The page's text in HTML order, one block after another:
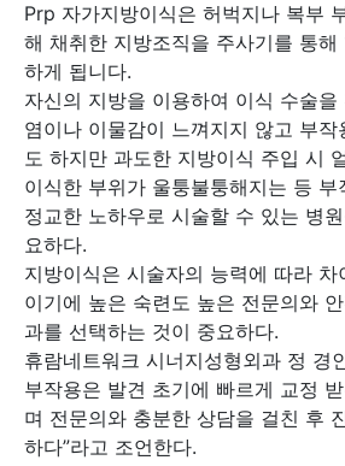
Prp 자가지방이식은 허벅지나 복부
해 채취한 지방조직을 주사기를 통해
하게 됩니다.
자신의 지방을 이용하여 이식 수술
염이나 이물감이 느껴지지 않고 부작
도 하지만 과도한 지방이식 주입 시
이식한 부위가 울퉁불퉁해지는 등 부
정교한 노하우로 시술할 수 있는 병
요하다.
지방이식은 시술자의 능력에 따라
이기에 높은 숙련도 높은 전문의와
과를 선택하는 것이 중요하다.
휴람네트워크 시너지성형외과 정 경
부작용은 발견 초기에 빠르게 교정
며 전문의와 충분한 상담을 걸친 후
하다”라고 조언한다.